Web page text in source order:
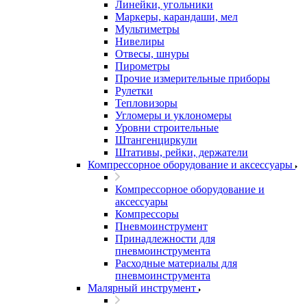
Линейки, угольники
Маркеры, карандаши, мел
Мультиметры
Нивелиры
Отвесы, шнуры
Пирометры
Прочие измерительные приборы
Рулетки
Тепловизоры
Угломеры и уклономеры
Уровни строительные
Штангенциркули
Штативы, рейки, держатели
Компрессорное оборудование и аксессуары
Компрессорное оборудование и
аксессуары
Компрессоры
Пневмоинструмент
Принадлежности для
пневмоинструмента
Расходные материалы для
пневмоинструмента
Малярный инструмент